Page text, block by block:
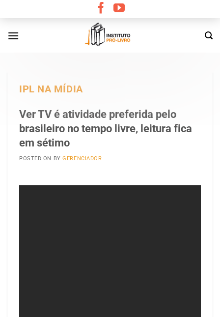
content
IPL NA MÍDIA
Ver TV é atividade preferida pelo
brasileiro no tempo livre, leitura fica
em sétimo
POSTED ON BYGERENCIADOR